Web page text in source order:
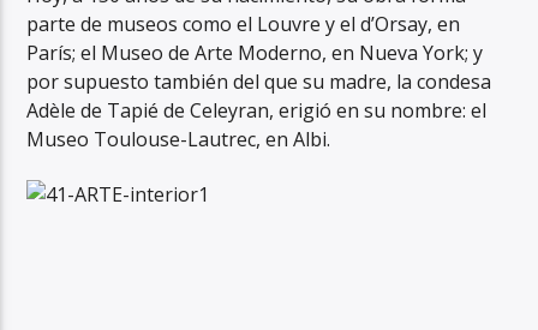
parte de museos como el Louvre y el d’Orsay, en
París; el Museo de Arte Moderno, en Nueva York; y
por supuesto también del que su madre, la condesa
Adèle de Tapié de Celeyran, erigió en su nombre: el
Museo Toulouse-Lautrec, en Albi.